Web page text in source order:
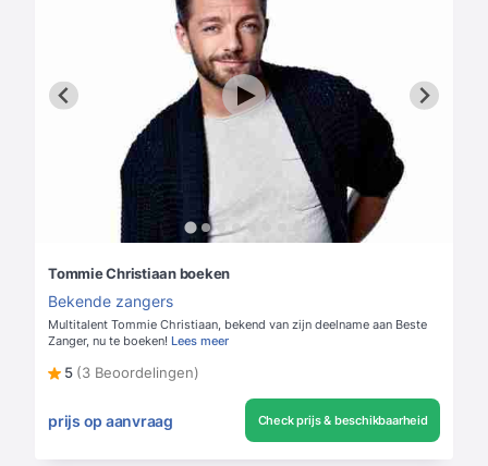
Tommie Christiaan boeken
Bekende zangers
Multitalent Tommie Christiaan, bekend van zijn deelname aan Beste
Zanger, nu te boeken! Lees meer
5 (3 Beoordelingen)
prijs op aanvraag Check prijs & beschikbaarheid